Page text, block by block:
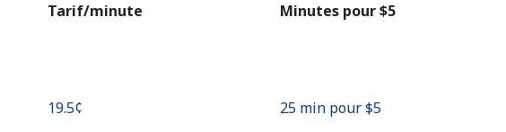
Tarif/minute Minutes pour ⁦$5⁩
⁦19.5¢⁩ 25 min pour ⁦$5⁩